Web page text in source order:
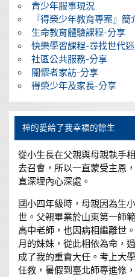
青少年服事現況
『得榮少年教育專案』簡
生命教育體驗課程-分享
快樂學習課程-尋找世代
社區公共服務-分享
關懷者家訪-分享
得榮少年及家長-分享
神的愛給了我幸福的餘生
從小生長在父親與母親執手
去召會，所以一直蒙受主恩
直深埋內心深處。
國小四年級時，母親因為生
世。父親畢業於山東第一師
高中老師，也因病相繼離世
月的妹妹，從此相依為命，
成了我的重責大任。考上大
任教，暑假到臺北師專進修